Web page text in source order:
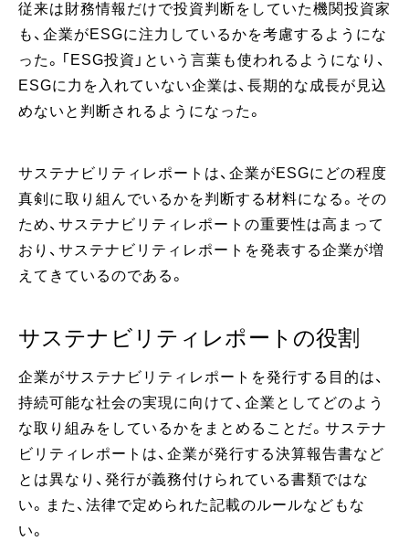
従来は財務情報だけで投資判断をしていた機関投資家
も、企業がESGに注力しているかを考慮するようにな
った。「ESG投資」という言葉も使われるようになり、
ESGに力を入れていない企業は、長期的な成長が見込
めないと判断されるようになった。
サステナビリティレポートは、企業がESGにどの程度
真剣に取り組んでいるかを判断する材料になる。その
ため、サステナビリティレポートの重要性は高まって
おり、サステナビリティレポートを発表する企業が増
えてきているのである。
サステナビリティレポートの役割
企業がサステナビリティレポートを発行する目的は、
持続可能な社会の実現に向けて、企業としてどのよう
な取り組みをしているかをまとめることだ。サステナ
ビリティレポートは、企業が発行する決算報告書など
とは異なり、発行が義務付けられている書類ではな
い。また、法律で定められた記載のルールなどもな
い。